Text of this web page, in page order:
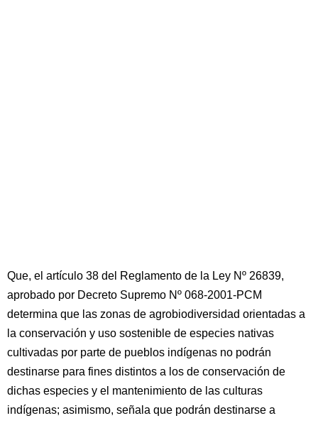
Que, el artículo 38 del Reglamento de la Ley Nº 26839,
aprobado por Decreto Supremo Nº 068-2001-PCM
determina que las zonas de agrobiodiversidad orientadas a
la conservación y uso sostenible de especies nativas
cultivadas por parte de pueblos indígenas no podrán
destinarse para fines distintos a los de conservación de
dichas especies y el mantenimiento de las culturas
indígenas; asimismo, señala que podrán destinarse a